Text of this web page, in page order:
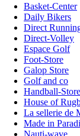
Basket-Center
Daily Bikers
Direct
Direct-Volley
Espace Golf
Foot-Store
Galop Store
Golf and co
Handball-Store
House of
La sellerie de
Made in
Nauti-wave